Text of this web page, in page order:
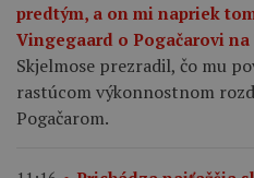
predtým, a on mi napriek
Vingegaard o Pogačarovi na
Skjelmose prezradil, čo mu
rastúcom výkonnostnom
Pogačarom.